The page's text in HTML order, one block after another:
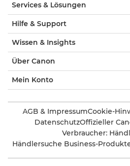
Services & Lösungen
Hilfe & Support
Wissen & Insights
Über Canon
Mein Konto
AGB & ImpressumCookie-
DatenschutzOffizieller
Verbraucher:
Händlersuche Business-